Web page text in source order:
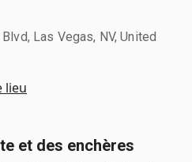
Las Vegas, NV, United
lieu
et des enchères